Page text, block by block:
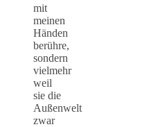
mit
meinen
Händen
berühre,
sondern
vielmehr
weil
sie die
Außenwelt
zwar